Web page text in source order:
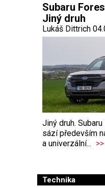
Subaru
Jiný druh
Lukáš Dittrich
Jiný druh.
sází především
a univerzální... >>
Technika